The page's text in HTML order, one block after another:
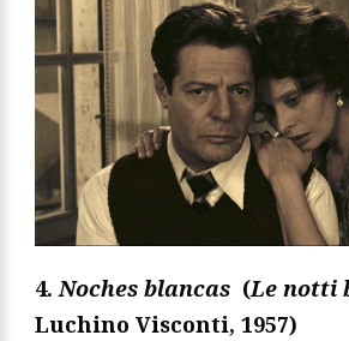
4.Noches blancas (Le notti
Luchino Visconti, 1957)